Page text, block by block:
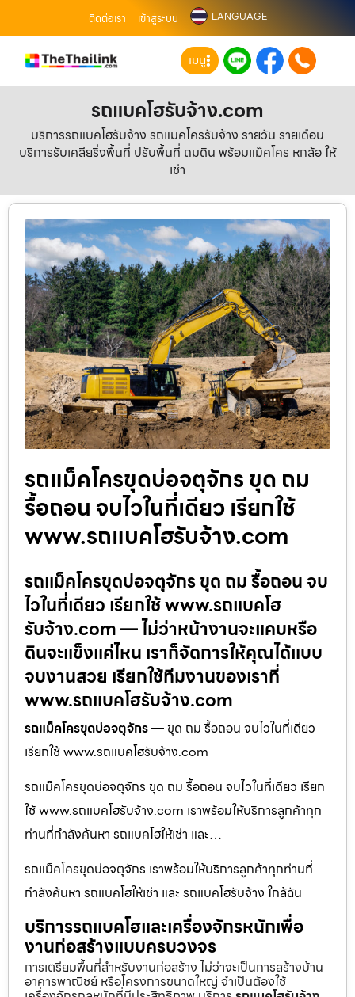
ติดต่อเรา เข้าสู่ระบบ LANGUAGE
เมนู
รถแบคโฮรับจ้าง.com
บริการรถแบคโฮรับจ้าง รถแมคโครรับจ้าง รายวัน รายเดือน
บริการรับเคลียริ่งพื้นที่ ปรับพื้นที่ ถมดิน พร้อมแม็คโคร หกล้อ ให้
เช่า
รถแม็คโครขุดบ่อจตุจักร ขุด ถม
รื้อถอน จบไวในที่เดียว เรียกใช้
www.รถแบคโฮรับจ้าง.com
รถแม็คโครขุดบ่อจตุจักร ขุด ถม รื้อถอน จบ
ไวในที่เดียว เรียกใช้ www.รถแบคโฮ
รับจ้าง.com — ไม่ว่าหน้างานจะแคบหรือ
ดินจะแข็งแค่ไหน เราก็จัดการให้คุณได้แบบ
จบงานสวย เรียกใช้ทีมงานของเราที่
www.รถแบคโฮรับจ้าง.com
รถแม็คโครขุดบ่อจตุจักร— ขุด ถม รื้อถอน จบไวในที่เดียว
เรียกใช้ www.รถแบคโฮรับจ้าง.com
รถแม็คโครขุดบ่อจตุจักร ขุด ถม รื้อถอน จบไวในที่เดียว เรียก
ใช้ www.รถแบคโฮรับจ้าง.com เราพร้อมให้บริการลูกค้าทุก
ท่านที่กำลังค้นหา รถแบคโฮให้เช่า และ…
รถแม็คโครขุดบ่อจตุจักร เราพร้อมให้บริการลูกค้าทุกท่านที่
กำลังค้นหา รถแบคโฮให้เช่า และ รถแบคโฮรับจ้าง ใกล้ฉัน
บริการรถแบคโฮและเครื่องจักรหนักเพื่อ
งานก่อสร้างแบบครบวงจร
การเตรียมพื้นที่สำหรับงานก่อสร้าง ไม่ว่าจะเป็นการสร้างบ้าน
อาคารพาณิชย์ หรือโครงการขนาดใหญ่ จำเป็นต้องใช้